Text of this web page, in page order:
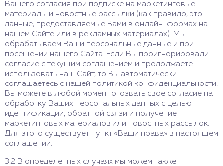
Вашего согласия при подписке на маркетинговые
материалы и новостные рассылки (как правило, это
данные, предоставляемые Вами в онлайн-формах на
нашем Сайте или в рекламных материалах). Мы
обрабатываем Ваши персональные данные и при
посещении нашего Сайта. Если Вы проигнорировали
согласие с текущим соглашением и продолжаете
использовать наш Сайт, то Вы автоматически
соглашаетесь с нашей политикой конфиденциальности.
Вы можете в любой момент отозвать свое согласие на
обработку Ваших персональных данных с целью
идентификации, обратной связи и получение
маркетинговых материалов или новостных рассылок.
Для этого существует пункт «Ваши права» в настоящем
соглашении.
3.2 В определенных случаях мы можем также